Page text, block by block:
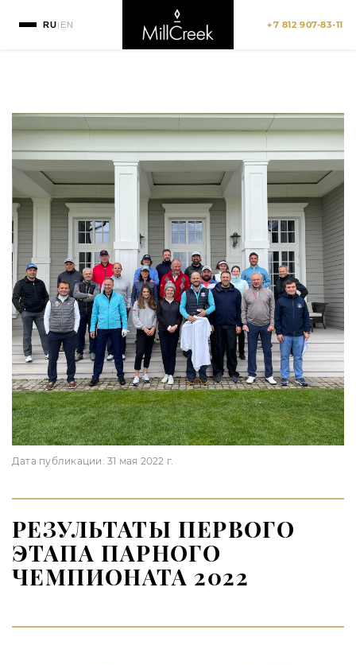
RU| EN +7 812 907-83-11
Дата публикации:31 мая 2022 г.
РЕЗУЛЬТАТЫ ПЕРВОГО
ЭТАПА ПАРНОГО
ЧЕМПИОНАТА 2022